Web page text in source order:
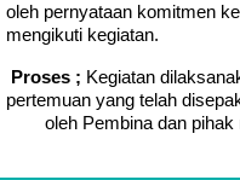
oleh pernyataan komitmen
mengikuti kegiatan.
Proses ; Kegiatan
pertemuan yang telah
oleh Pembina dan pihak